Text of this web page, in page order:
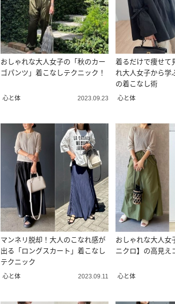
おしゃれな大人女子の「秋のカー
ゴパンツ」着こなしテクニック！
心と体 2023.09.23
着るだけで痩せて
れ大人女子から学
の着こなし術
心と体
マンネリ脱却！大人のこなれ感が
出る「ロングスカート」着こなし
テクニック
心と体 2023.09.11
おしゃれな大人女
ニクロ】の高見え
心と体